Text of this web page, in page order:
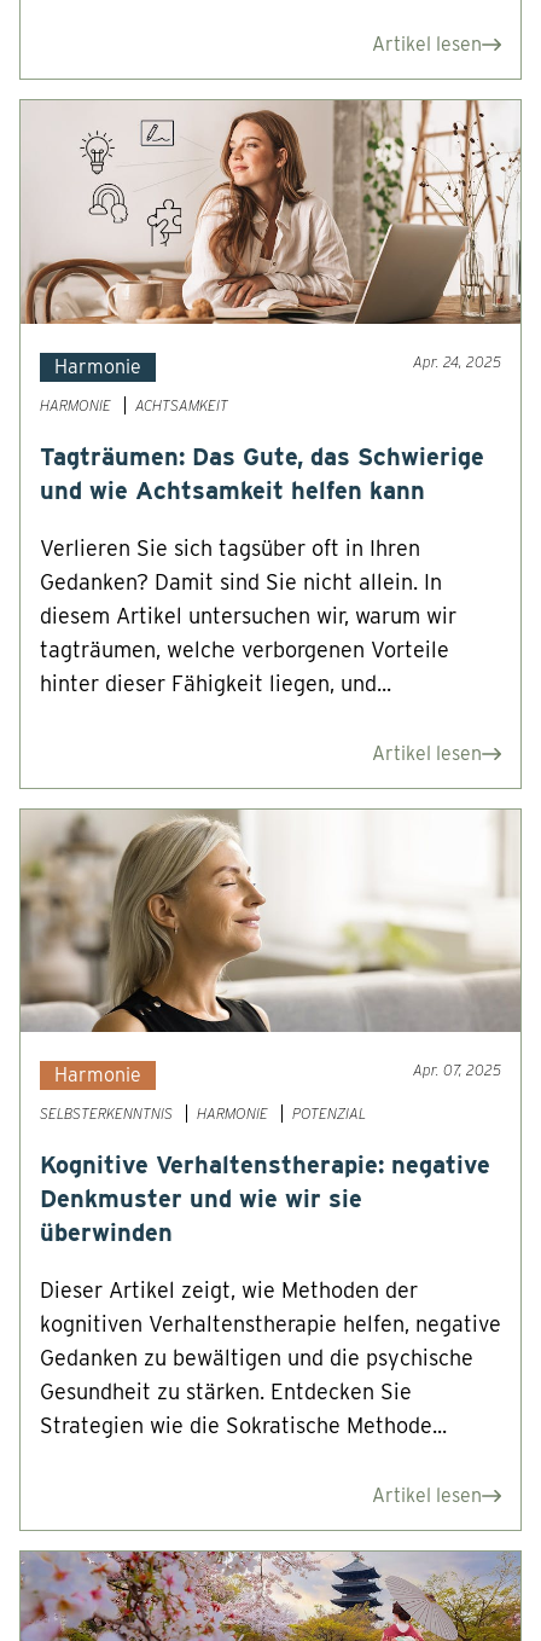
Artikel lesen
Harmonie Apr. 24, 2025
HARMONIE ACHTSAMKEIT
Tagträumen: Das Gute, das Schwierige
und wie Achtsamkeit helfen kann
Verlieren Sie sich tagsüber oft in Ihren
Gedanken? Damit sind Sie nicht allein. In
diesem Artikel untersuchen wir, warum wir
tagträumen, welche verborgenen Vorteile
hinter dieser Fähigkeit liegen, und...
Artikel lesen
Harmonie Apr. 07, 2025
SELBSTERKENNTNIS HARMONIE POTENZIAL
Kognitive Verhaltenstherapie: negative
Denkmuster und wie wir sie
überwinden
Dieser Artikel zeigt, wie Methoden der
kognitiven Verhaltenstherapie helfen, negative
Gedanken zu bewältigen und die psychische
Gesundheit zu stärken. Entdecken Sie
Strategien wie die Sokratische Methode...
Artikel lesen